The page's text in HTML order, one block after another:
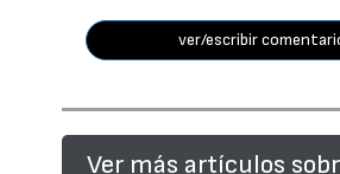
ver/escribir
Ver más artículos